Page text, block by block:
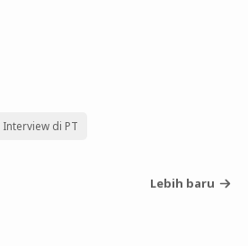
Interview di PT
Lebih baru